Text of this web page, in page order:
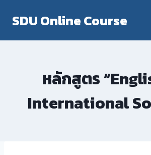
SDU Online Course
หลักสูตร
International